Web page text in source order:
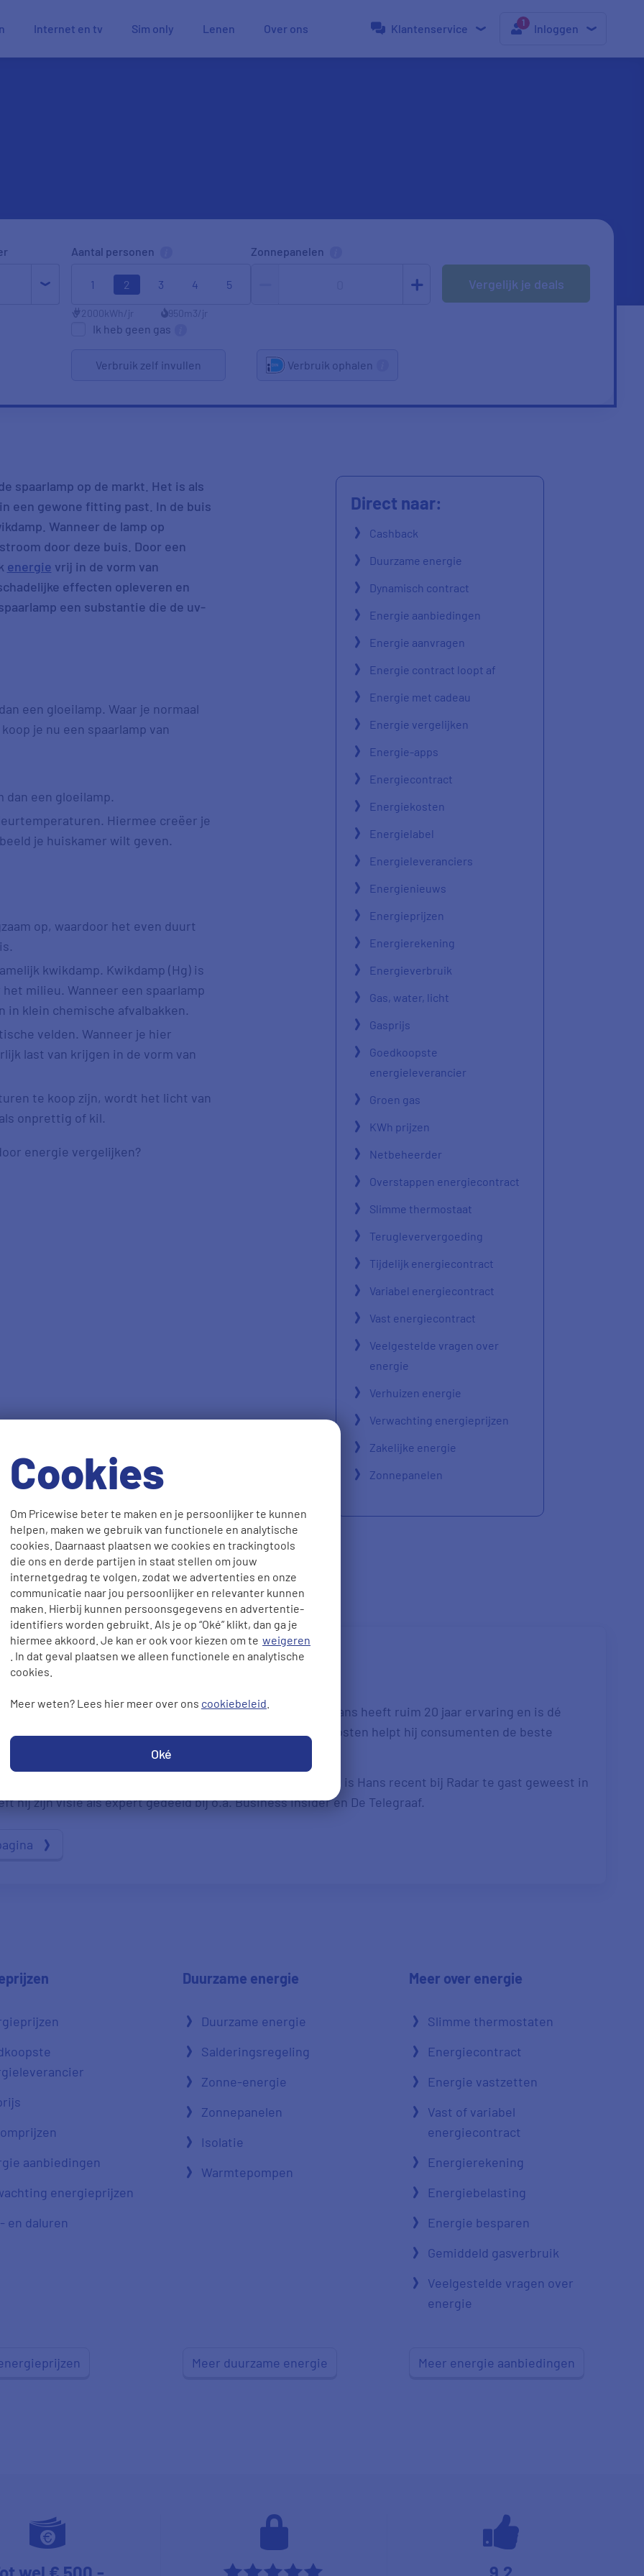
Cookies
Om Pricewise beter te maken en je persoonlijker te kunnen
helpen, maken we gebruik van functionele en analytische
cookies. Daarnaast plaatsen we cookies en trackingtools
die ons en derde partijen in staat stellen om jouw
internetgedrag te volgen, zodat we advertenties en onze
communicatie naar jou persoonlijker en relevanter kunnen
maken. Hierbij kunnen persoonsgegevens en advertentie-
identifiers worden gebruikt. Als je op “Oké” klikt, dan ga je
hiermee akkoord. Je kan er ook voor kiezen om te weigeren
. In dat geval plaatsen we alleen functionele en analytische
cookies.
Meer weten? Lees hier meer over ons cookiebeleid
Oké
Internet en tv Sim only Lenen Over ons Klantenservice Inloggen
Aantal personen
1 2 3 4 5
2000kWh/jr 950m3/jr
Zonnepanelen
Ik heb geen gas
Vergelijk je deals
Verbruik zelf invullen Verbruik ophalen
spaarlamp op de markt. Het is als
een gewone fitting past. In de buis
Wanneer de lamp op
door deze buis. Door een
energie vrij in de vorm van
effecten opleveren en
een substantie die de uv-
een gloeilamp. Waar je normaal
je nu een spaarlamp van
dan een gloeilamp.
Hiermee creëer je
je huiskamer wilt geven.
op, waardoor het even duurt
kwikdamp. Kwikdamp (Hg) is
milieu. Wanneer een spaarlamp
in klein chemische afvalbakken.
velden. Wanneer je hier
last van krijgen in de vorm van
te koop zijn, wordt het licht van
onprettig of kil.
energie vergelijken?
Direct naar:
Cashback
Duurzame energie
Dynamisch contract
Energie aanbiedingen
Energie aanvragen
Energie contract loopt af
Energie met cadeau
Energie vergelijken
Energie-apps
Energiecontract
Energiekosten
Energielabel
Energieleveranciers
Energienieuws
Energieprijzen
Energierekening
Energieverbruik
Gas, water, licht
Gasprijs
Goedkoopste
energieleverancier
Groen gas
KWh prijzen
Netbeheerder
Overstappen energiecontract
Slimme thermostaat
Terugleververgoeding
Tijdelijk energiecontract
Variabel energiecontract
Vast energiecontract
Veelgestelde vragen over
energie
Verhuizen energie
Verwachting energieprijzen
Zakelijke energie
Zonnepanelen
pagina is gecontroleerd door onze expert Hans de Kok. Hans heeft ruim 20 jaar ervaring en is dé
Met zijn kennis over energie, verzekeringen en andere kosten helpt hij consumenten de beste
gast bij verschillende media om zijn expertise te delen. Zo is Hans recent bij Radar te gast geweest in
hij zijn visie als expert gedeeld bij o.a. Business Insider en De Telegraaf.
aanbiedingen
energieprijzen
en daluren
Duurzame energie
Duurzame energie
Salderingsregeling
Zonne-energie
Zonnepanelen
Isolatie
Warmtepompen
Meer duurzame energie
Meer over energie
Slimme thermostaten
Energiecontract
Energie vastzetten
Vast of variabel
energiecontract
Energierekening
Energiebelasting
Energie besparen
Gemiddeld gasverbruik
Veelgestelde vragen over
energie
Meer energie aanbiedingen
*****